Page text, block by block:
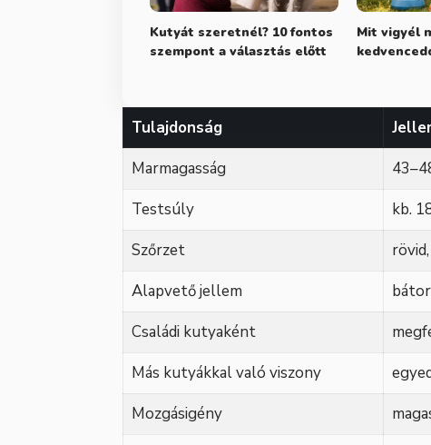
Kutyát szeretnél? 10 fontos
szempont a választás előtt
Mit vigyél
Tulajdonság
Marmagasság
Testsúly
kb.
Szőrzet
Alapvető jellem
Családi kutyaként
Más kutyákkal való viszony
Mozgásigény